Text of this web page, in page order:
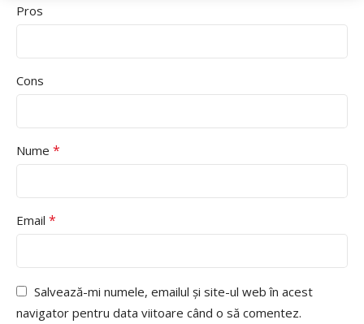
Pros
Cons
Nume *
Email *
Salvează-mi numele, emailul și site-ul web în acest
navigator pentru data viitoare când o să comentez.